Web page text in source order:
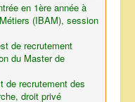
en 1ère année à
(IBAM), session
de recrutement
du Master de
de recrutement des
droit privé